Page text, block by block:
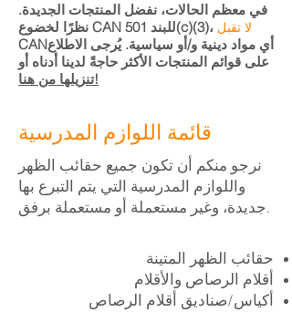
في معظم الحالات، نفضل المنتجات الجديدة.
نظرًا لخضوع CAN للبند 501(c)(3)، لا تقبل
CANأي مواد دينية و/أو سياسية. يُرجى الاطلاع
على قوائم المنتجات الأكثر حاجةً لدينا أدناه أو
تنزيلها من هنا!
قائمة اللوازم المدرسية
نرجو منكم أن تكون جميع حقائب الظهر
واللوازم المدرسية التي يتم التبرع بها
جديدة، وغير مستعملة أو مستعملة برفق.
حقائب الظهر المتينة
أقلام الرصاص والأقلام
أكياس/صناديق أقلام الرصاص